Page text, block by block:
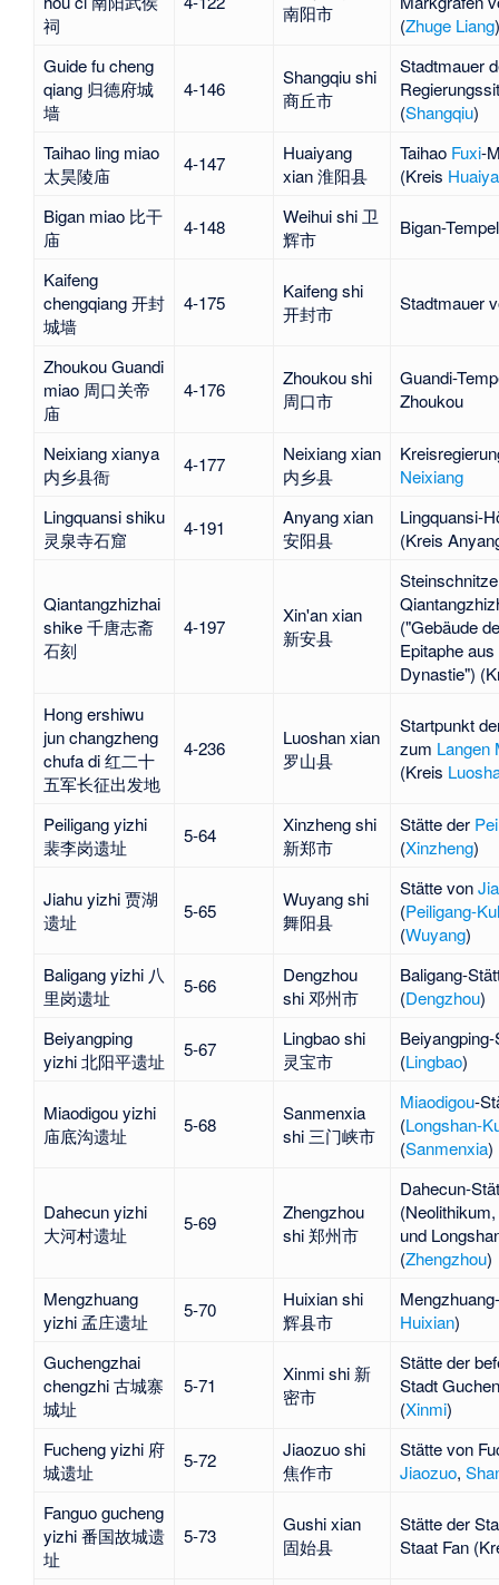
祠
南阳市
(Zhuge Liang
Guide fu cheng
qiang 归德府城
墙
4-146
Shangqiu shi
商丘市
Stadtmauer
(Shangqiu)
Taihao ling miao
太昊陵庙
4-147
Huaiyang
xian 淮阳县
Taihao Fuxi-
(Kreis
Bigan miao 比干
庙
4-148
Weihui shi 卫
辉市
Bigan-Tempel
Kaifeng
chengqiang 开封
城墙
4-175
Kaifeng shi
开封市
Stadtmauer
Zhoukou Guandi
miao 周口关帝
庙
4-176
Zhoukou shi
周口市
Guandi-
Zhoukou
Neixiang xianya
内乡县衙
4-177
Neixiang xian
内乡县
Neixiang
Lingquansi shiku
灵泉寺石窟
4-191
Anyang xian
安阳县
Lingquansi-
(Kreis
Qiantangzhizhai
shike 千唐志斋
石刻
4-197
Xin'an xian
新安县
("Gebäude
Epitaphe
Dynastie")
Hong ershiwu
jun changzheng
chufa di 红二十
五军长征出发地
4-236
Luoshan xian
罗山县
Startpunkt
zum Langen
(Kreis
Peiligang yizhi
裴李岗遗址
5-64
Xinzheng shi
新郑市
Stätte der
(Xinzheng)
Jiahu yizhi 贾湖
遗址
5-65
Wuyang shi
舞阳县
Stätte von
(Peiligang-
(Wuyang)
Baligang yizhi 八
里岗遗址
5-66
Dengzhou
shi 邓州市
Baligang-
(Dengzhou)
Beiyangping
yizhi 北阳平遗址
5-67
Lingbao shi
灵宝市
Beiyangping-
(Lingbao)
Miaodigou yizhi
庙底沟遗址
5-68
Sanmenxia
shi 三门峡市
Miaodigou-
(Longshan-
(Sanmenxia)
Dahecun yizhi
大河村遗址
5-69
Zhengzhou
shi 郑州市
Dahecun-
und
(Zhengzhou)
Mengzhuang
yizhi 孟庄遗址
5-70
Huixian shi
辉县市
Mengzhuang
Huixian)
Guchengzhai
chengzhi 古城寨
城址
5-71
Xinmi shi 新
密市
Stätte der
Stadt
(Xinmi)
Fucheng yizhi 府
城遗址
5-72
Jiaozuo shi
焦作市
Stätte von
Jiaozuo,
Fanguo gucheng
yizhi 番国故城遗
址
5-73
Gushi xian
固始县
Stätte der
Staat Fan